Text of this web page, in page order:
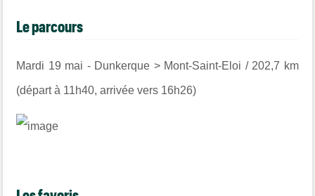
Le parcours
Mardi 19 mai - Dunkerque > Mont-Saint-Eloi / 202,7 km
(départ à 11h40, arrivée vers 16h26)